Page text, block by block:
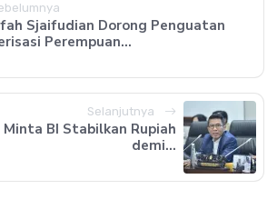
Sjaifudian Dorong Penguatan
Perempuan...
Selanjutnya
Minta BI Stabilkan Rupiah
demi...